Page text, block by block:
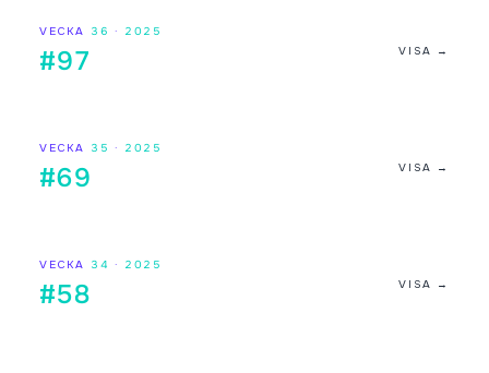
VECKA 36 · 2025
#97 VISA →
VECKA 35 · 2025
#69 VISA →
VECKA 34 · 2025
#58 VISA →